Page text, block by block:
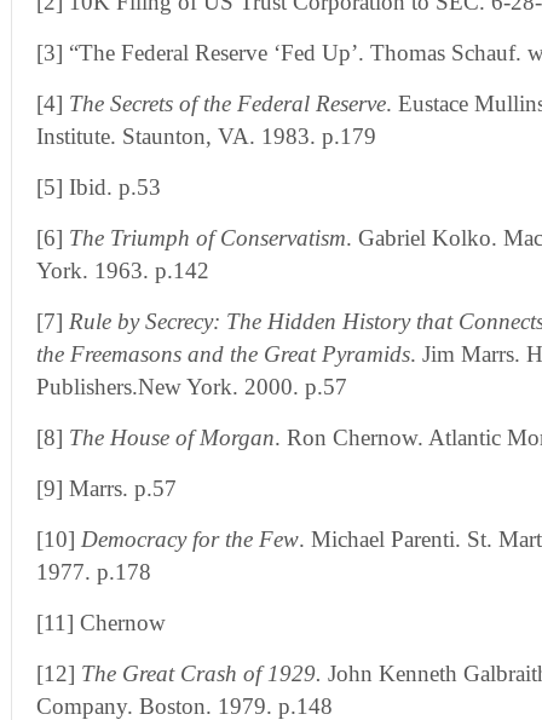
[3] “The Federal Reserve ‘Fed Up’. Thomas Schauf.
[4] The Secrets of the Federal Reserve. Eustace
Institute. Staunton, VA. 1983. p.179
[5] Ibid. p.53
[6] The Triumph of Conservatism. Gabriel Kolko.
York. 1963. p.142
[7] Rule by Secrecy: The Hidden History that
the Freemasons and the Great Pyramids. Jim Marrs.
Publishers.New York. 2000. p.57
[8] The House of Morgan. Ron Chernow. Atlantic
[9] Marrs. p.57
[10] Democracy for the Few. Michael Parenti. St.
1977. p.178
[11] Chernow
[12] The Great Crash of 1929. John Kenneth
Company. Boston. 1979. p.148